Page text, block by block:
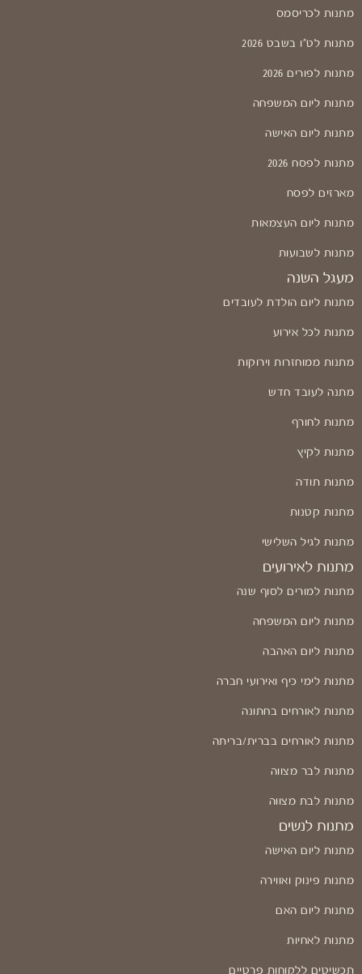
מתנות לכריסמס
מתנות לט"ו בשבט 2026
מתנות לפורים 2026
מתנות ליום המשפחה
מתנות ליום האישה
מתנות לפסח 2026
מארזים לפסח
מתנות ליום העצמאות
מתנות לשבועות
מעגל השנה
מתנות ליום הולדת לעובדים
מתנות לכל אירוע
מתנות ממוחזרות וירוקות
מתנה לעובד חדש
מתנות לחורף
מתנות לקיץ
מתנות תודה
מתנות קטנות
מתנות לגיל השלישי
מתנות לאירועים
מתנות למורים לסוף שנה
מתנות ליום המשפחה
מתנות ליום האהבה
מתנות לימי כיף ואירועי חברה
מתנות לאורחים בחתונה
מתנות לאורחים בברית/בריתה
מתנות לבר מצווה
מתנות לבת מצווה
מתנות לנשים
מתנות ליום האישה
מתנות פינוק ואווירה
מתנות ליום האם
מתנות לאחיות
תכשיטים ללקוחות פרטיים